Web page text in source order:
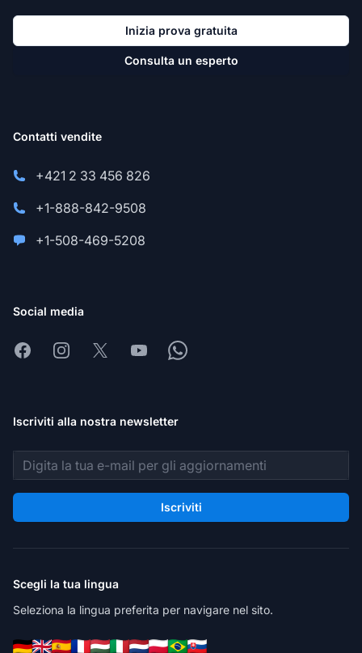
Inizia prova gratuita
Consulta un esperto
Contatti vendite
+421 2 33 456 826
+1-888-842-9508
+1-508-469-5208
Social media
FacebookInstagram
X YoutubeWhatsapp
Iscriviti alla nostra newsletter
Indirizzo email
Iscriviti
Scegli la tua lingua
Seleziona la lingua preferita per navigare nel sito.